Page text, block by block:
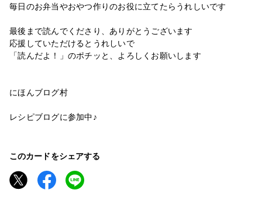
毎日のお弁当やおやつ作りのお役に立てたらうれしいです
最後まで読んでくださり、ありがとうございます
応援していただけるとうれしいで
「読んだよ！」のポチッと、よろしくお願いします
にほんブログ村
レシピブログに参加中♪
このカードをシェアする